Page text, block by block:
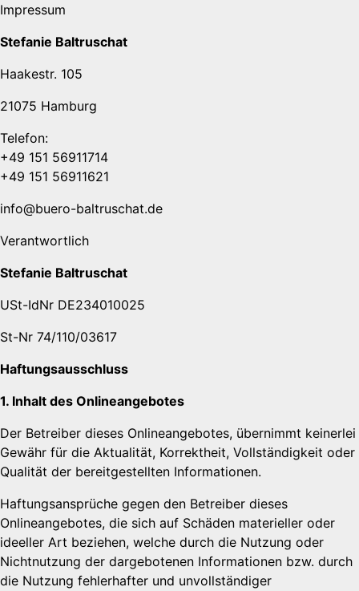
Impressum
Stefanie Baltruschat
Haakestr. 105
21075 Hamburg
Telefon:
+49 151 56911714
+49 151 56911621
info@buero-baltruschat.de
Verantwortlich
Stefanie Baltruschat
USt-IdNr DE234010025
St-Nr 74/110/03617
Haftungsausschluss
1. Inhalt des Onlineangebotes
Der Betreiber dieses Onlineangebotes, übernimmt keinerlei
Gewähr für die Aktualität, Korrektheit, Vollständigkeit oder
Qualität der bereitgestellten Informationen.
Haftungsansprüche gegen den Betreiber dieses
Onlineangebotes, die sich auf Schäden materieller oder
ideeller Art beziehen, welche durch die Nutzung oder
Nichtnutzung der dargebotenen Informationen bzw. durch
die Nutzung fehlerhafter und unvollständiger